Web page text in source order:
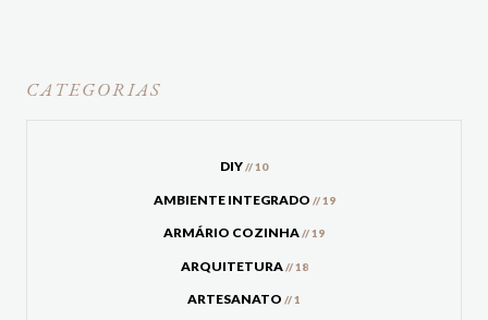
CATEGORIAS
DIY// 10
AMBIENTE INTEGRADO // 19
ARMÁRIO COZINHA// 19
ARQUITETURA// 18
ARTESANATO // 1